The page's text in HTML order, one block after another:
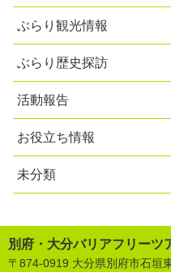
ぶらり観光情報
ぶらり歴史探訪
活動報告
お役立ち情報
未分類
別府・大分バリアフリーツ
〒874-0919 大分県別府市石